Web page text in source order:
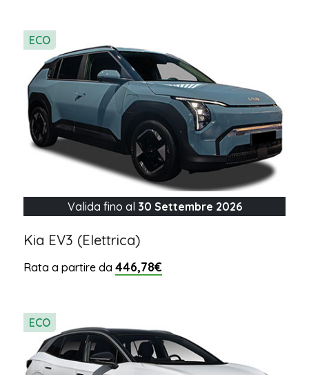
ECO
Valida fino al 30 Settembre 2026
Kia EV3 (Elettrica)
Rata a partire da446,78€
ECO